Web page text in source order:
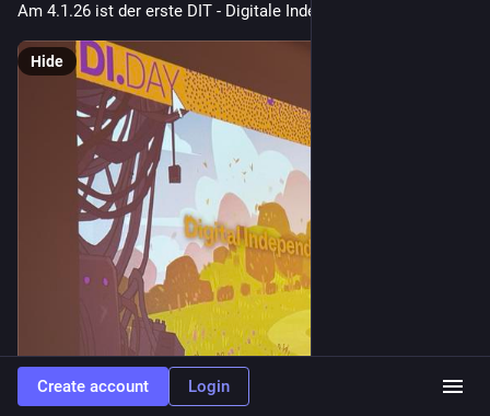
Am 4.1.26 ist der erste DIT - Digitale Independence Day
Hide
Create account Login